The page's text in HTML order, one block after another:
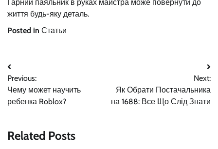
Гарний паяльник в руках майстра може повернути до
життя будь-яку деталь.
Posted in Статьи
Навигация
по
записям
Previous:
Чему может научить
ребенка Roblox?
Next:
Як Обрати Постачальника
на 1688: Все Що Слід Знати
Related Posts